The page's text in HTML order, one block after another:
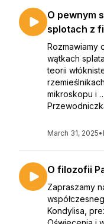
O pewnym
splotach z
Rozmawiamy
wątkach
teorii
mikroskopu i
March 31, 2025•
O filozofii
Zapraszamy
Kondylisa,